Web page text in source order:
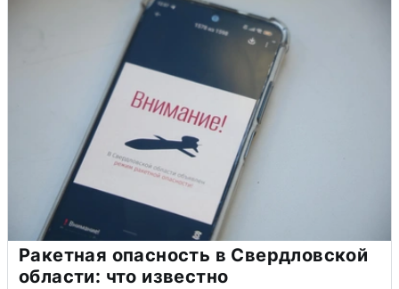
Ракетная опасность в Свердловской
области: что известно